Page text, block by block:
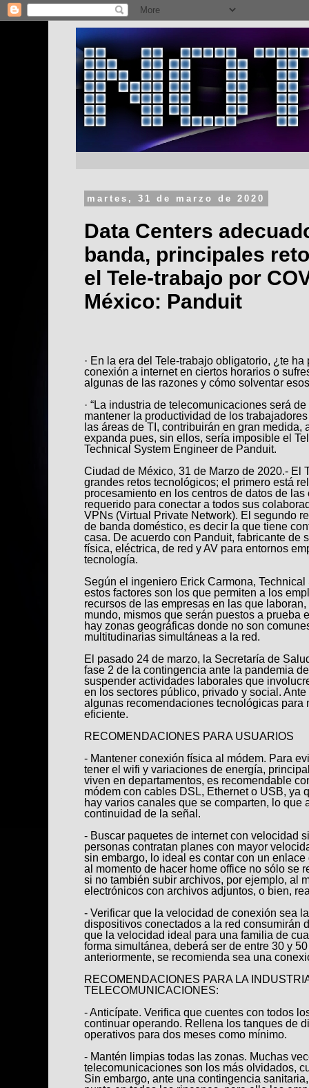
martes, 31 de marzo de 2020
Data Centers
banda, principales
el Tele-trabajo por
México: Panduit
· En la era del Tele-trabajo obligatorio, ¿te
conexión a internet en ciertos horarios o
algunas de las razones y cómo solventar
· “La industria de telecomunicaciones será
mantener la productividad de los
las áreas de TI, contribuirán en gran medida,
expanda pues, sin ellos, sería imposible el
Technical System Engineer de Panduit.
Ciudad de México, 31 de Marzo de 2020.- El
grandes retos tecnológicos; el primero está
procesamiento en los centros de datos de
requerido para conectar a todos sus
VPNs (Virtual Private Network). El segundo
de banda doméstico, es decir la que tiene
casa. De acuerdo con Panduit, fabricante de
física, eléctrica, de red y AV para entornos
tecnología.
Según el ingeniero Erick Carmona,
estos factores son los que permiten a los
recursos de las empresas en las que
mundo, mismos que serán puestos a prueba
hay zonas geográficas donde no son
multitudinarias simultáneas a la red.
El pasado 24 de marzo, la Secretaría de
fase 2 de la contingencia ante la pandemia
suspender actividades laborales que
en los sectores público, privado y social.
algunas recomendaciones tecnológicas para
eficiente.
RECOMENDACIONES PARA USUARIOS
- Mantener conexión física al módem. Para
tener el wifi y variaciones de energía,
viven en departamentos, es recomendable
módem con cables DSL, Ethernet o USB, ya
hay varios canales que se comparten, lo que
continuidad de la señal.
- Buscar paquetes de internet con velocidad
personas contratan planes con mayor
sin embargo, lo ideal es contar con un
al momento de hacer home office no sólo se
si no también subir archivos, por ejemplo, al
electrónicos con archivos adjuntos, o bien,
- Verificar que la velocidad de conexión sea
dispositivos conectados a la red consumirán
que la velocidad ideal para una familia de
forma simultánea, deberá ser de entre 30 y
anteriormente, se recomienda sea una
RECOMENDACIONES PARA LA
TELECOMUNICACIONES:
- Anticípate. Verifica que cuentes con todos
continuar operando. Rellena los tanques de
operativos para dos meses como mínimo.
- Mantén limpias todas las zonas. Muchas
telecomunicaciones son los más olvidados,
Sin embargo, ante una contingencia